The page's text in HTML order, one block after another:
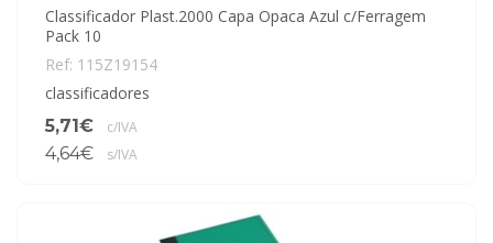
Classificador Plast.2000 Capa Opaca Azul c/Ferragem
Pack 10
Ref: 115Z19154
classificadores
5,71€
c/IVA
4,64€ s/IVA